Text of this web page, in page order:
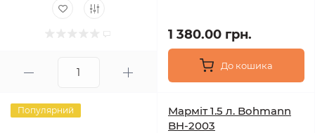
1 380.00 грн.
До кошика
Популярний
Марміт 1.5 л. Bohmann
BH-2003